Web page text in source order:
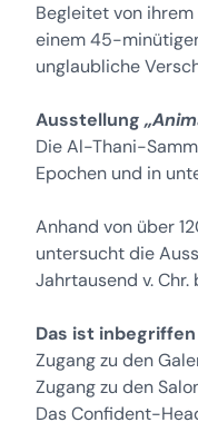
Begleitet von
einem 45-
unglaubliche
Ausstellung
Die Al-Thani-
Epochen und in
Anhand von über
untersucht die
Jahrtausend v.
Das ist inbegriffen
Zugang zu den
Zugang zu den
Das Confident-